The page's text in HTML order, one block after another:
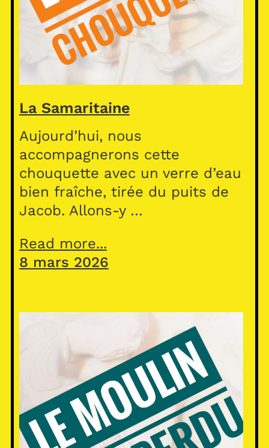
La Samaritaine
Aujourd’hui, nous
accompagnerons cette
chouquette avec un verre d’eau
bien fraîche, tirée du puits de
Jacob. Allons-y …
Read more...
8 mars 2026